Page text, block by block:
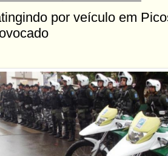
por veículo em